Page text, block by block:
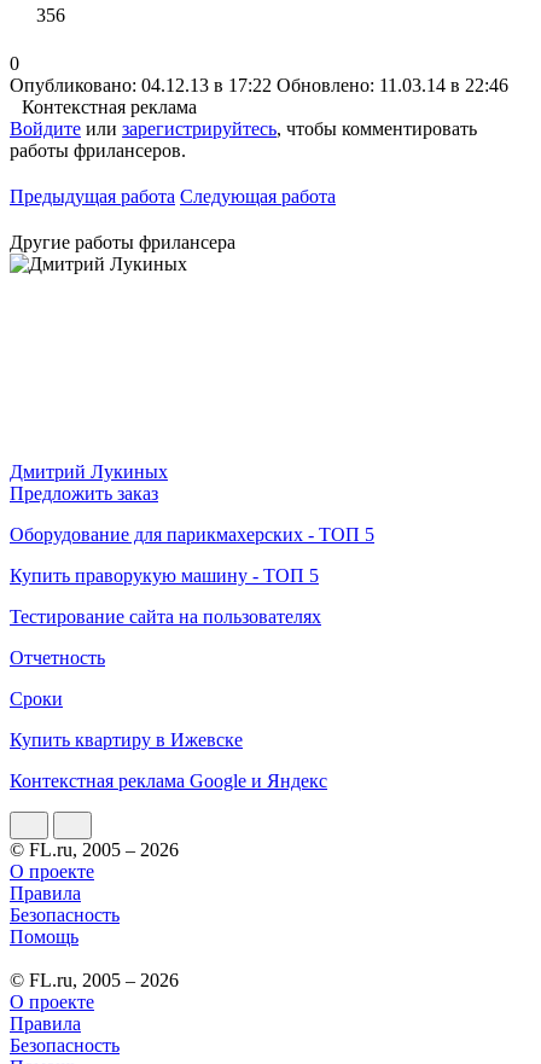
356
0
Опубликовано: 04.12.13 в 17:22 Обновлено: 11.03.14 в 22:46
Контекстная реклама
Войдите или зарегистрируйтесь, чтобы комментировать
работы фрилансеров.
Предыдущая работа Следующая работа
Другие работы фрилансера
Дмитрий Лукиных
Предложить заказ
Оборудование для парикмахерских - ТОП 5
Купить праворукую машину - ТОП 5
Тестирование сайта на пользователях
Отчетность
Сроки
Купить квартиру в Ижевске
Контекстная реклама Google и Яндекс
© FL.ru, 2005 – 2026
О проекте
Правила
Безопасность
Помощь
© FL.ru, 2005 – 2026
О проекте
Правила
Безопасность